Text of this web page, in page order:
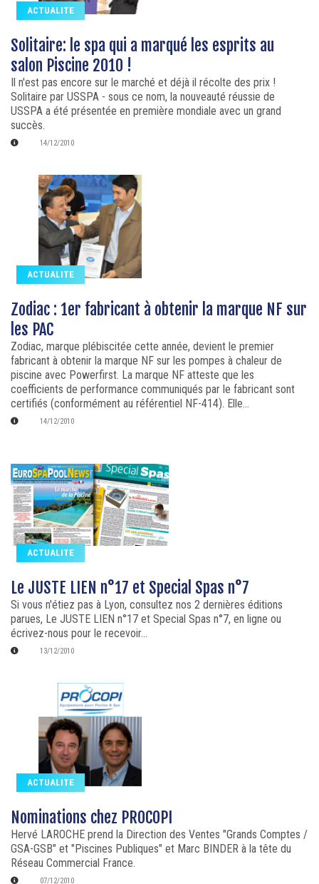
ACTUALITE
Solitaire: le spa qui a marqué les esprits au
salon Piscine 2010 !
Il n'est pas encore sur le marché et déjà il récolte des prix !
Solitaire par USSPA - sous ce nom, la nouveauté réussie de
USSPA a été présentée en première mondiale avec un grand
succès.
14/12/2010
ACTUALITE
Zodiac : 1er fabricant à obtenir la marque NF sur
les PAC
Zodiac, marque plébiscitée cette année, devient le premier
fabricant à obtenir la marque NF sur les pompes à chaleur de
piscine avec Powerfirst. La marque NF atteste que les
coefficients de performance communiqués par le fabricant sont
certifiés (conformément au référentiel NF-414). Elle...
14/12/2010
ACTUALITE
Le JUSTE LIEN n°17 et Special Spas n°7
Si vous n'étiez pas à Lyon, consultez nos 2 dernières éditions
parues, Le JUSTE LIEN n°17 et Special Spas n°7, en ligne ou
écrivez-nous pour le recevoir...
13/12/2010
ACTUALITE
Nominations chez PROCOPI
Hervé LAROCHE prend la Direction des Ventes "Grands Comptes /
GSA-GSB" et "Piscines Publiques" et Marc BINDER à la tête du
Réseau Commercial France.
07/12/2010